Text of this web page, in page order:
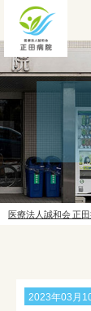
HOME
人間ドック・
内視鏡
外来案内
入院案内
リハビリテー
医療法人誠和会 正
2023年03月10